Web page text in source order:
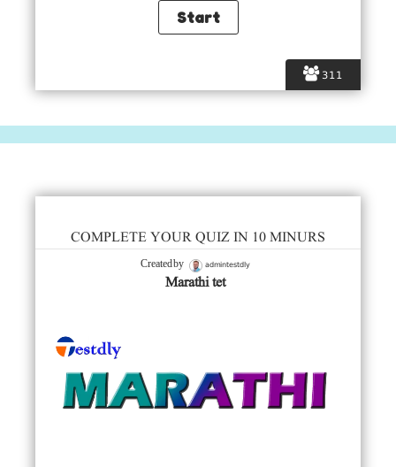
311
COMPLETE YOUR QUIZ IN 10 MINURS
Created by admintestdly
Marathi tet